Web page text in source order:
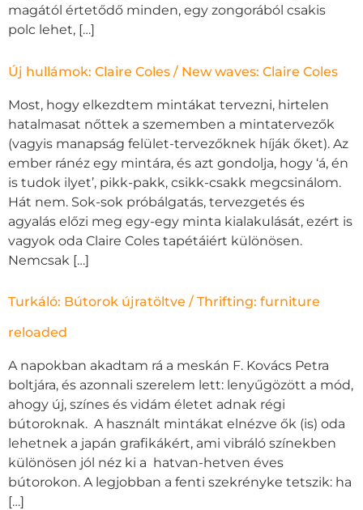
magától értetődő minden, egy zongorából csakis
polc lehet, […]
Új hullámok: Claire Coles / New waves: Claire Coles
Most, hogy elkezdtem mintákat tervezni, hirtelen
hatalmasat nőttek a szememben a mintatervezők
(vagyis manapság felület-tervezőknek híják őket). Az
ember ránéz egy mintára, és azt gondolja, hogy ‘á, én
is tudok ilyet’, pikk-pakk, csikk-csakk megcsinálom.
Hát nem. Sok-sok próbálgatás, tervezgetés és
agyalás előzi meg egy-egy minta kialakulását, ezért is
vagyok oda Claire Coles tapétáiért különösen.
Nemcsak […]
Turkáló: Bútorok újratöltve / Thrifting: furniture
reloaded
A napokban akadtam rá a meskán F. Kovács Petra
boltjára, és azonnali szerelem lett: lenyűgözött a mód,
ahogy új, színes és vidám életet adnak régi
bútoroknak. A használt mintákat elnézve ők (is) oda
lehetnek a japán grafikákért, ami vibráló színekben
különösen jól néz ki a hatvan-hetven éves
bútorokon. A legjobban a fenti szekrényke tetszik: ha
[…]